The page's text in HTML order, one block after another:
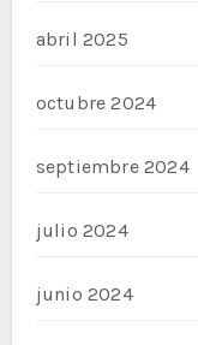
abril 2025
octubre 2024
septiembre 2024
julio 2024
junio 2024